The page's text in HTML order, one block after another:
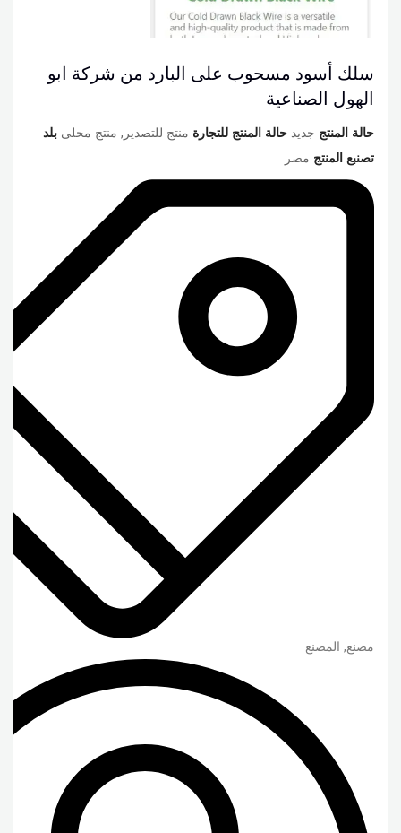
سلك أسود مسحوب على البارد من شركة ابو
الهول الصناعية
حالة المنتج جديد حالة المنتج للتجارة منتج للتصدير, منتج محلى بلد
تصنبع المنتج مصر
مصنع, المصنع